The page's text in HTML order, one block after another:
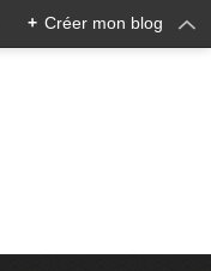
+ Créer mon blog